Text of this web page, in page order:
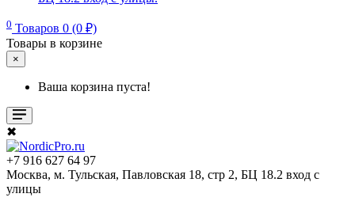
0 Товаров 0 (0 ₽)
Товары в корзине
×
Ваша корзина пуста!
✖
+7 916 627 64 97
Москва, м. Тульская, Павловская 18, стр 2, БЦ 18.2 вход с
улицы